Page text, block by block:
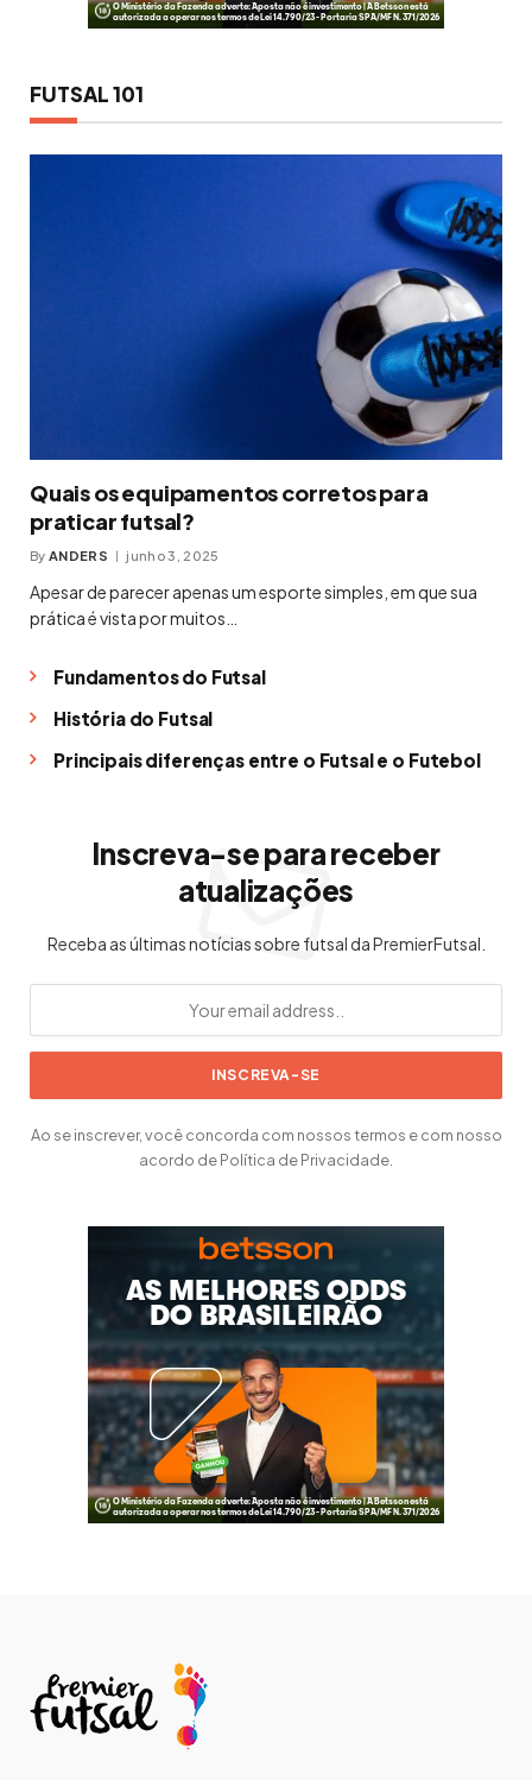
FUTSAL 101
Quais os equipamentos corretos para
praticar futsal?
By ANDERS junho 3, 2025
Apesar de parecer apenas um esporte simples, em que sua
prática é vista por muitos…
Fundamentos do Futsal
História do Futsal
Principais diferenças entre o Futsal e o Futebol
Inscreva-se para receber
atualizações
Receba as últimas notícias sobre futsal da PremierFutsal.
Ao se inscrever, você concorda com nossos termos e com nosso
acordo de Política de Privacidade.